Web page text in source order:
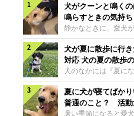
犬がクーンと鳴く
鳴らすときの気持
静かなときに、愛犬
鳴いたり、鼻を鳴ら
することはありませ
わけではない分、「
かお願いしているの
さんもいるかもしれ
クーンと鳴く理由や
め方と対応のポイン
のきもち獣医師相談
犬が夏に散歩に行
対応 犬の夏の散歩
犬のなかには『夏に
らない、歩かなくな
の気配を察すると涼
しない』など散歩に
るようです。愛犬の
夏に犬が寝てばか
普通のこと？ 活動
暑い季節になると愛